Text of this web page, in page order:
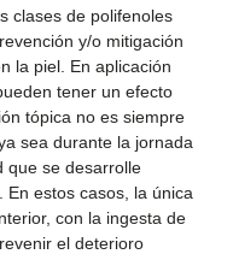
clases de polifenoles
y/o mitigación
la piel. En aplicación
tener un efecto
tópica no es siempre
sea durante la jornada
que se desarrolle
estos casos, la única
con la ingesta de
el deterioro